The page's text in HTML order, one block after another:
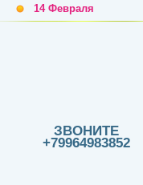
14 Февраля
ЗВОНИТЕ
+79964983852